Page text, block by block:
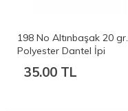
198 No Altınbaşak 20 gr.
Polyester Dantel İpi
35.00 TL